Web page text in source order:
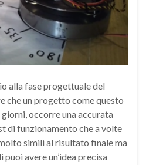
alla fase progettuale del
che un progetto come questo
occorre una accurata
di funzionamento che a volte
simili al risultato finale ma
avere un’idea precisa